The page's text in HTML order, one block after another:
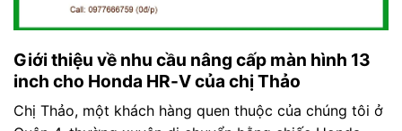
Giới thiệu về nhu cầu nâng cấp màn hình 13
inch cho Honda HR-V của chị Thảo
Chị Thảo, một khách hàng quen thuộc của chúng tôi ở